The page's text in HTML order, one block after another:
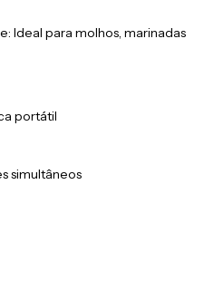
Ideal para molhos, marinadas
portátil
simultâneos